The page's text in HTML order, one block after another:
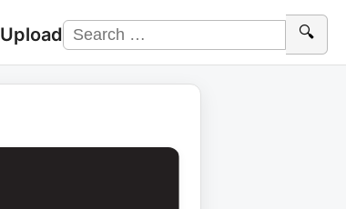
Upload
Search
for:
🔍